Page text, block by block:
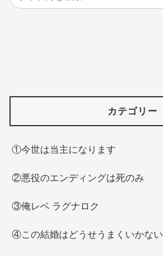
カテゴリー
①今世は当主になります
②悪役のエンディングは死のみ
③俺レベ ラグナロク
④この結婚はどうせうまくいかない